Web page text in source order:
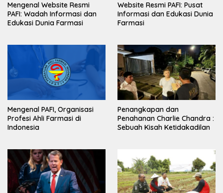
Mengenal Website Resmi
PAFI: Wadah Informasi dan
Edukasi Dunia Farmasi
Website Resmi PAFI: Pusat
Informasi dan Edukasi Dunia
Farmasi
Mengenal PAFI, Organisasi
Profesi Ahli Farmasi di
Indonesia
Penangkapan dan
Penahanan Charlie Chandra :
Sebuah Kisah Ketidakadilan